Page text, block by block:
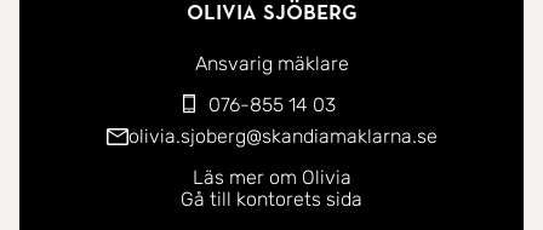
levande och färdigutvecklat område (se bifogade
Välkommen att kontakta ansvarig mäklare vid
Olivia Sjöberg
Ansvarig mäklare
076-855 14 03
olivia.sjoberg@skandiamaklarna.se
Läs mer om Olivia
Gå till kontorets sida